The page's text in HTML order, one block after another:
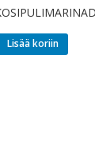
Lisää koriin